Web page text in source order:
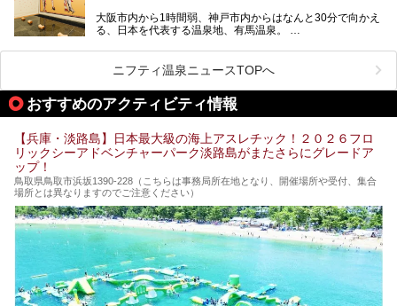
大阪市内から1時間弱、神戸市内からはなんと30分で向かえ
る、日本を代表する温泉地、有馬温泉。
有名な「金泉」と「銀泉」に加え、人工のの炭酸泉まで楽し
める、ある意味「最強」ともいえる施設です。
今回は自慢のお湯をメインにその魅力の数々を紹介します！
ニフティ温泉ニュースTOPへ
おすすめのアクティビティ情報
【兵庫・淡路島】日本最大級の海上アスレチック！２０２６フロ
リックシーアドベンチャーパーク淡路島がまたさらにグレードア
ップ！
鳥取県鳥取市浜坂1390‐228（こちらは事務局所在地となり、開催場所や受付、集合
場所とは異なりますのでご注意ください）